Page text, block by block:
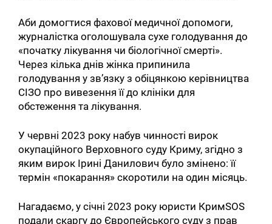
Аби домогтися фахової медичної допомоги,
журналістка оголошувала сухе голодування до
«початку лікування чи біологічної смерті».
Через кілька днів жінка припинила
голодування у зв’язку з обіцянкою керівництва
СІЗО про вивезення її до клініки для
обстеження та лікування.
У червні 2023 року набув чинності вирок
окупаційного Верховного суду Криму, згідно з
яким вирок Ірині Данилович було змінено: її
термін «покарання» скоротили на один місяць.
Нагадаємо, у січні 2023 року юристи КримSOS
подали скаргу до Європейського суду з прав